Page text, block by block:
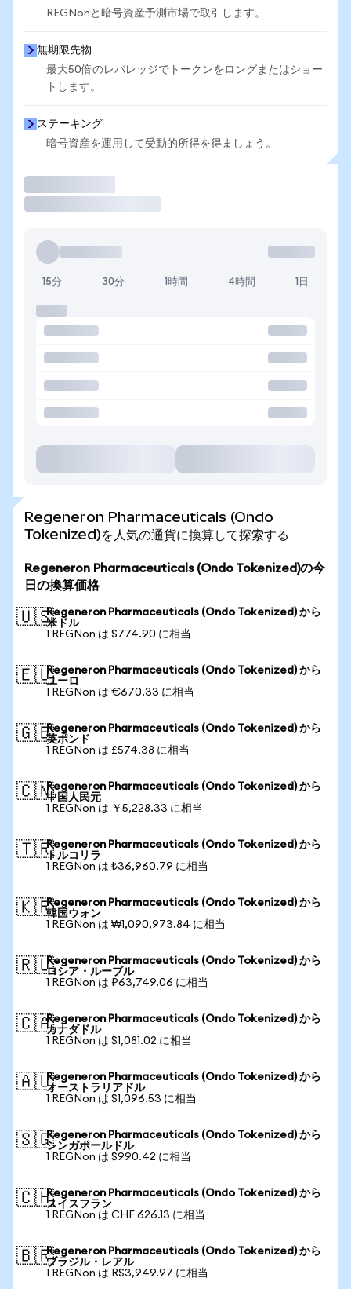
REGNonと暗号資産予測市場で取引します。
無期限先物
最大50倍のレバレッジでトークンをロングまたはショー
トします。
ステーキング
暗号資産を運用して受動的所得を得ましょう。
15分 30分 1時間 4時間 1日
Regeneron Pharmaceuticals (Ondo
Tokenized)を人気の通貨に換算して探索する
Regeneron Pharmaceuticals (Ondo Tokenized)の今
日の換算価格
🇺🇸Regeneron Pharmaceuticals (Ondo Tokenized) から
米ドル
1 REGNon は $774.90 に相当
🇪🇺Regeneron Pharmaceuticals (Ondo Tokenized) から
ユーロ
1 REGNon は €670.33 に相当
🇬🇧Regeneron Pharmaceuticals (Ondo Tokenized) から
英ポンド
1 REGNon は £574.38 に相当
🇨🇳Regeneron Pharmaceuticals (Ondo Tokenized) から
中国人民元
1 REGNon は ￥5,228.33 に相当
🇹🇷Regeneron Pharmaceuticals (Ondo Tokenized) から
トルコリラ
1 REGNon は ₺36,960.79 に相当
🇰🇷Regeneron Pharmaceuticals (Ondo Tokenized) から
韓国ウォン
1 REGNon は ₩1,090,973.84 に相当
🇷🇺Regeneron Pharmaceuticals (Ondo Tokenized) から
ロシア・ルーブル
1 REGNon は ₽63,749.06 に相当
🇨🇦Regeneron Pharmaceuticals (Ondo Tokenized) から
カナダドル
1 REGNon は $1,081.02 に相当
🇦🇺Regeneron Pharmaceuticals (Ondo Tokenized) から
オーストラリアドル
1 REGNon は $1,096.53 に相当
🇸🇬Regeneron Pharmaceuticals (Ondo Tokenized) から
シンガポールドル
1 REGNon は $990.42 に相当
🇨🇭Regeneron Pharmaceuticals (Ondo Tokenized) から
スイスフラン
1 REGNon は CHF 626.13 に相当
🇧🇷Regeneron Pharmaceuticals (Ondo Tokenized) から
ブラジル・レアル
1 REGNon は R$3,949.97 に相当